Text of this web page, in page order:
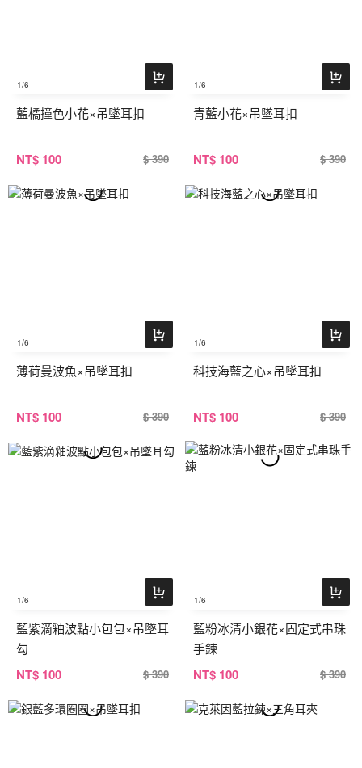
1/6
藍橘撞色小花×吊墜耳扣
NT$ 100 $ 390
1/6
青藍小花×吊墜耳扣
NT$ 100 $ 390
1/6
薄荷曼波魚×吊墜耳扣
NT$ 100 $ 390
1/6
科技海藍之心×吊墜耳扣
NT$ 100 $ 390
1/6
藍紫滴釉波點小包包×吊墜耳
勾
NT$ 100 $ 390
1/6
藍粉冰清小銀花×固定式串珠
手鍊
NT$ 100 $ 390